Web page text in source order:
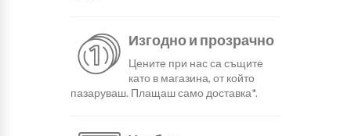
Изгодно и прозрачно
Цените при нас са същите
като в магазина, от който
пазаруваш. Плащаш само доставка*.